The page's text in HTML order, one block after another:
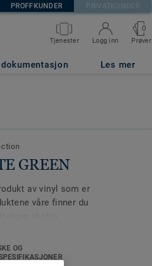
PROFFKUNDER PRIVATKUNDER
Tjenester Logg inn
0
Prøver
Les mer
GREEN
av vinyl som er
våre finner du
i 13 lyse farger,
lett kan
OG